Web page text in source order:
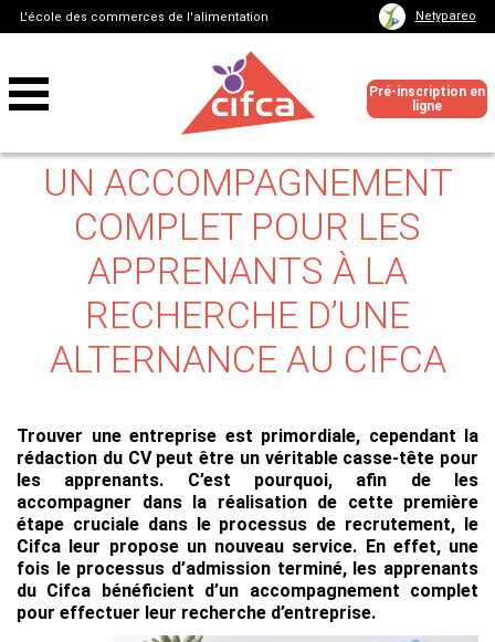
L'école des commerces de l'alimentation Netypareo
Pré-inscription en
ligne
UN ACCOMPAGNEMENT
COMPLET POUR LES
APPRENANTS À LA
RECHERCHE D’UNE
ALTERNANCE AU CIFCA
Trouver une entreprise est primordiale, cependant la
rédaction du CV peut être un véritable casse-tête pour
les apprenants. C’est pourquoi, afin de les
accompagner dans la réalisation de cette première
étape cruciale dans le processus de recrutement, le
Cifca leur propose un nouveau service. En effet, une
fois le processus d’admission terminé, les apprenants
du Cifca bénéficient d’un accompagnement complet
pour effectuer leur recherche d’entreprise.